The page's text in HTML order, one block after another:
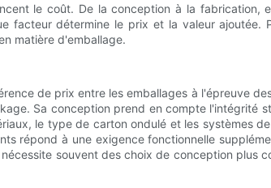
le coût. De la conception à la fabrication,
facteur détermine le prix et la valeur
matière d'emballage.
de prix entre les emballages à l'épreuve
Sa conception prend en compte l'intégrité
le type de carton ondulé et les systèmes
répond à une exigence fonctionnelle
souvent des choix de conception plus